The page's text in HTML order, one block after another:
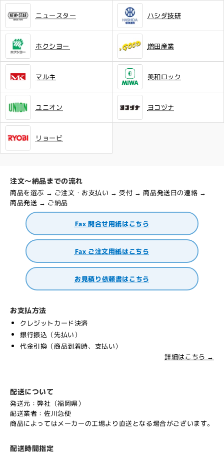
ニュースター ハシダ技研
ホクシヨー 増田産業
マルキ 美和ロック
ユニオン ヨコヅナ
リョービ
注文～納品までの流れ
商品を選ぶ → ご注文・お支払い → 受付 → 商品発送日の連絡 →
商品発送 → ご納品
Fax 問合せ用紙はこちら
Fax ご注文用紙はこちら
お見積り依頼書はこちら
お支払方法
クレジットカード決済
銀行振込（先払い）
代金引換（商品到着時、支払い）
詳細はこちら →
配送について
発送元：弊社（福岡県）
配送業者：佐川急便
商品によってはメーカーの工場より直送となる場合がございます。
配送時間指定